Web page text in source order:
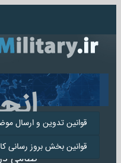
انجمن
نظامی
قوانین تدوین و ارسال
قوانین بخش بروز رسانی